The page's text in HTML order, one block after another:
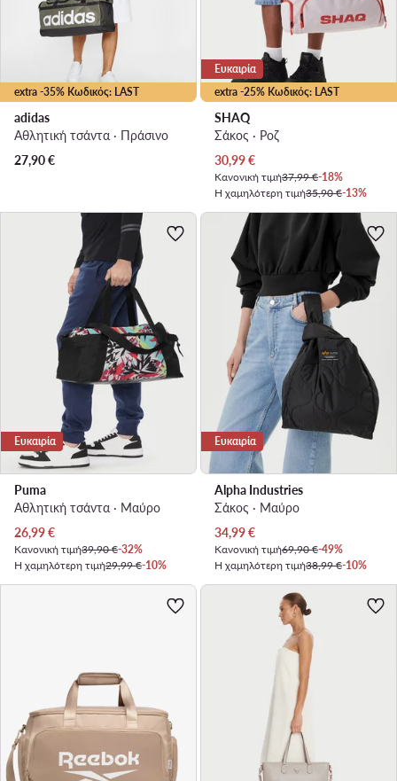
extra -35% Κωδικός: LAST
adidas
Αθλητική τσάντα · Πράσινο
27,90€
extra -25% Κωδικός: LAST
Ευκαιρία
SHAQ
Σάκος · Ροζ
Τρέχουσα τιμή
30,99€
Κανονική τιμή37,99 €-18%
Η χαμηλότερη τιμή35,90 €-13%
Ευκαιρία
Puma
Αθλητική τσάντα · Μαύρο
Τρέχουσα τιμή
26,99€
Κανονική τιμή39,90 €-32%
Η χαμηλότερη τιμή29,99 €-10%
Ευκαιρία
Alpha Industries
Σάκος · Μαύρο
Τρέχουσα τιμή
34,99€
Κανονική τιμή69,90 €-49%
Η χαμηλότερη τιμή38,99 €-10%